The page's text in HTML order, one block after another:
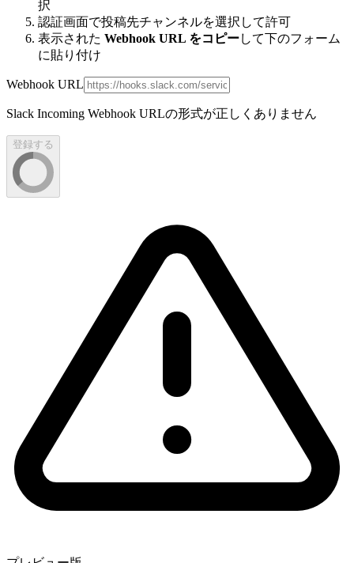
択
認証画面で投稿先チャンネルを選択して許可
表示された Webhook URL をコピーして下のフォーム
に貼り付け
Webhook URL
Slack Incoming Webhook URLの形式が正しくありません
登録する